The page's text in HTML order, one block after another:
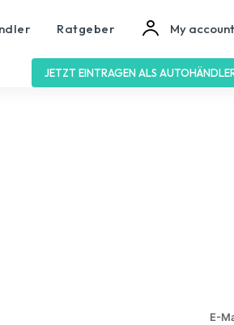
Ratgeber My account
JETZT EINTRAGEN ALS
E-